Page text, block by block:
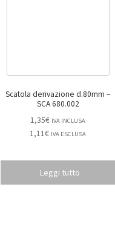
Scatola derivazione d.80mm –
SCA 680.002
1,35€ IVA INCLUSA
1,11€ IVA ESCLUSA
Leggi tutto